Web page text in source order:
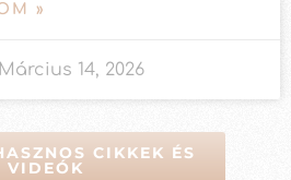
»
Március 14, 2026
CIKKEK ÉS
VIDEÓK